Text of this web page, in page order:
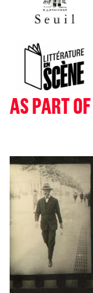
AS PART OF